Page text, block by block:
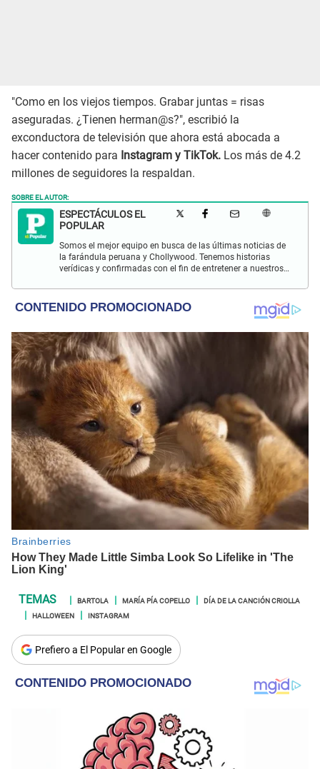
"Como en los viejos tiempos. Grabar juntas = risas
aseguradas. ¿Tienen herman@s?", escribió la
exconductora de televisión que ahora está abocada a
hacer contenido para Instagram y TikTok. Los más de 4.2
millones de seguidores la respaldan.
SOBRE EL AUTOR:
ESPECTÁCULOS EL
POPULAR
Somos el mejor equipo en busca de las últimas noticias de
la farándula peruana y Chollywood. Tenemos historias
verídicas y confirmadas con el fin de entretener a nuestros
BARTOLA MARÍA PÍA COPELLO
DÍA DE LA CANCIÓN CRIOLLA
HALLOWEEN
INSTAGRAM
Prefiero a El Popular en Google